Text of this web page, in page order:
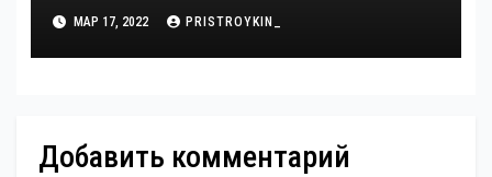
МАР 17, 2022 PRISTROYKIN_
Добавить комментарий